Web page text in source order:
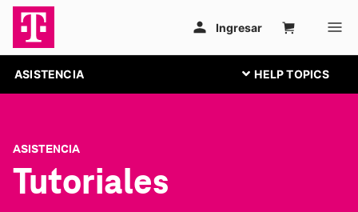
ASISTENCIA
ASISTENCIA
Tutoriales